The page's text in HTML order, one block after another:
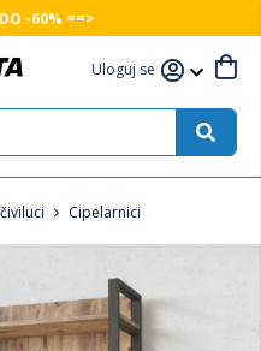
-60% ==>
Uloguj se
Cipelarnici